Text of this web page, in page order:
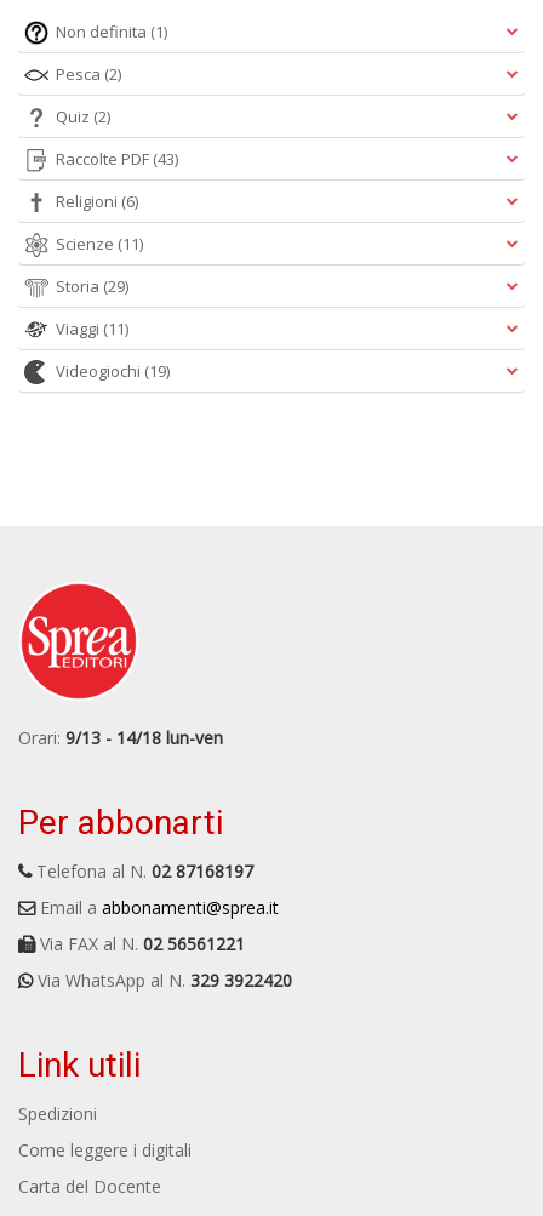
Non definita (1)
Pesca (2)
Quiz (2)
Raccolte PDF (43)
Religioni (6)
Scienze (11)
Storia (29)
Viaggi (11)
Videogiochi (19)
Orari: 9/13 - 14/18 lun-ven
Per abbonarti
Telefona al N. 02 87168197
Email a abbonamenti@sprea.it
Via FAX al N. 02 56561221
Via WhatsApp al N. 329 3922420
Link utili
Spedizioni
Come leggere i digitali
Carta del Docente